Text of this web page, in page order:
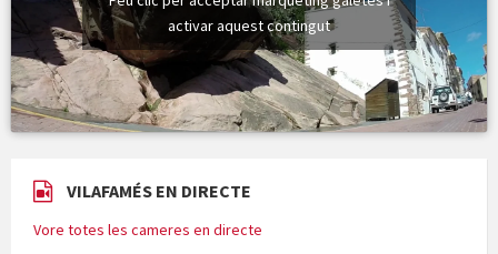
activar aquest contingut
VILAFAMÉS EN DIRECTE
Vore totes les cameres en directe